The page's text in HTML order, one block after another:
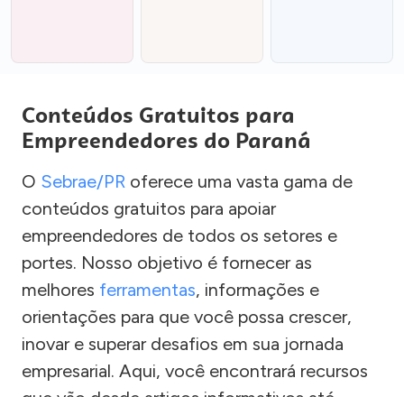
Conteúdos Gratuitos para
Empreendedores do Paraná
O Sebrae/PR oferece uma vasta gama de
conteúdos gratuitos para apoiar
empreendedores de todos os setores e
portes. Nosso objetivo é fornecer as
melhores ferramentas, informações e
orientações para que você possa crescer,
inovar e superar desafios em sua jornada
empresarial. Aqui, você encontrará recursos